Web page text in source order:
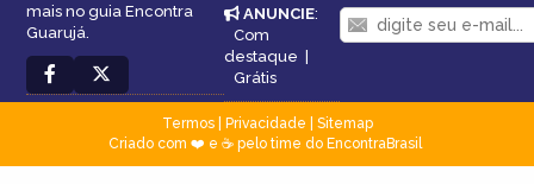
mais no guia Encontra
Guarujá.
ANUNCIE:
Com
destaque |
Grátis
Termos| Privacidade
Sitemap
Criado com ❤️ e ☕ pelo time do EncontraBrasil